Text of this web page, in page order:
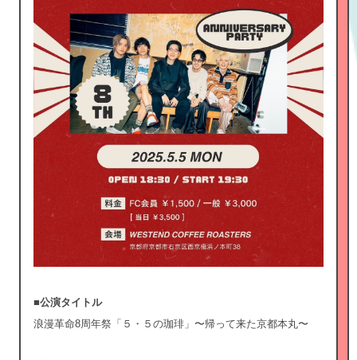
■公演タイトル
浪漫革命8周年祭「５・５の珈琲」〜帰って来た京都本丸〜